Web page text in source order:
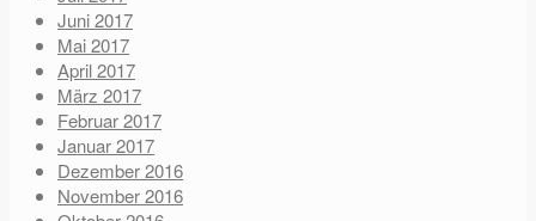
Juni 2017
Mai 2017
April 2017
März 2017
Februar 2017
Januar 2017
Dezember 2016
November 2016